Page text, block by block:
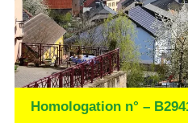
Homologation n° –